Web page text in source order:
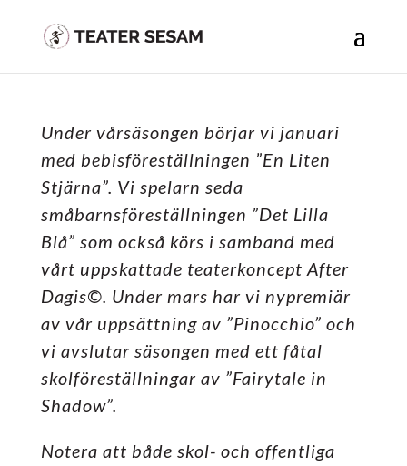
Under vårsäsongen börjar vi januari
med bebisföreställningen ”En Liten
Stjärna”. Vi spelarn seda
småbarnsföreställningen ”Det Lilla
Blå” som också körs i samband med
vårt uppskattade teaterkoncept After
Dagis©. Under mars har vi nypremiär
av vår uppsättning av ”Pinocchio” och
vi avslutar säsongen med ett fåtal
skolföreställningar av ”Fairytale in
Shadow”.
Notera att både skol- och offentliga